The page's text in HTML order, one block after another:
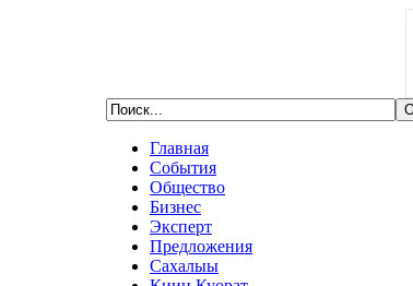
Главная
События
Общество
Бизнес
Эксперт
Предложения
Сахалыы